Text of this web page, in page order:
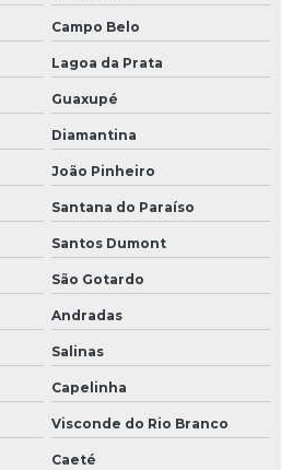
térmicos
de fluido térmico
de redes de tubulação
de redes de tubulação
caldeiras a vapor
térmico
térmico valor
Campo Belo
Lagoa da Prata
Guaxupé
Diamantina
João Pinheiro
Santana do Paraíso
Santos Dumont
São Gotardo
Andradas
Salinas
Capelinha
Visconde do Rio Branco
Caeté